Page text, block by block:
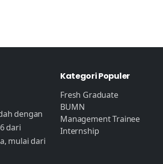
dengan
dari
mulai dari
Kategori Populer
Fresh Graduate
BUMN
Management Trainee
Internship